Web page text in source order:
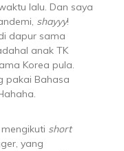
lalu. Dan saya
shayyy!
dapur sama
anak TK
Korea pula.
pakai Bahasa
short
yang